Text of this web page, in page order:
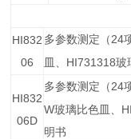
HI832
06
多参数测定（24
皿、 HI731318玻
HI832
06D
多参数测定（24
W玻璃比色皿、
明书